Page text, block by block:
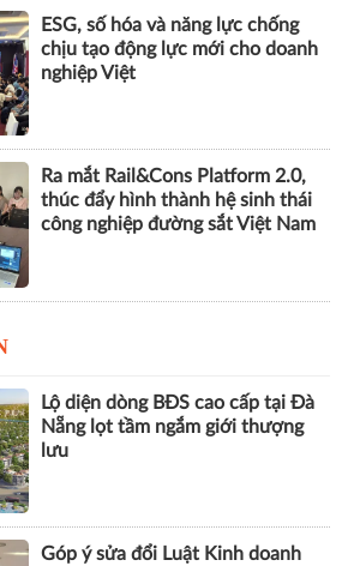
ESG, số hóa và năng lực chống
chịu tạo động lực mới cho doanh
nghiệp Việt
Ra mắt Rail&Cons Platform 2.0,
thúc đẩy hình thành hệ sinh thái
công nghiệp đường sắt Việt Nam
Lộ diện dòng BĐS cao cấp tại Đà
Nẵng lọt tầm ngắm giới thượng
lưu
Góp ý sửa đổi Luật Kinh doanh